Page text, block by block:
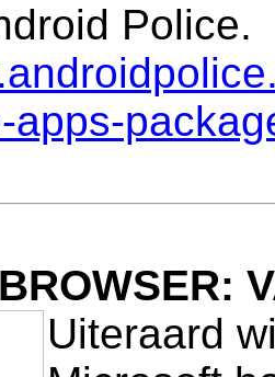
Police.
apps-
Uiteraard